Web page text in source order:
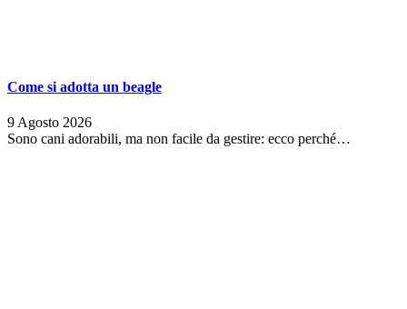
Come si adotta un beagle
9 Agosto 2026
Sono cani adorabili, ma non facile da gestire: ecco perché…